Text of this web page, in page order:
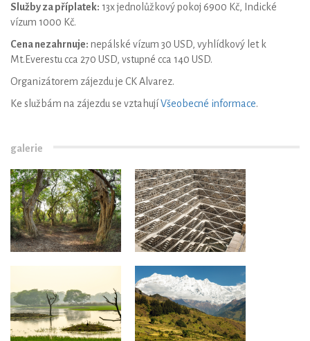
Služby za příplatek: 13x jednolůžkový pokoj 6900 Kč, Indické
vízum 1000 Kč.
Cena nezahrnuje: nepálské vízum 30 USD, vyhlídkový let k
Mt.Everestu cca 270 USD, vstupné cca 140 USD.
Organizátorem zájezdu je CK Alvarez.
Ke službám na zájezdu se vztahujíVšeobecné informace.
galerie